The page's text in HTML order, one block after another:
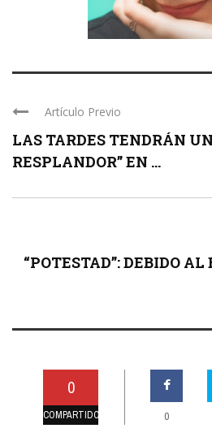
Artículo Previo
LAS TARDES TENDRÁN
RESPLANDOR” EN ...
“POTESTAD”: DEBIDO
0
COMPARTIDO 0